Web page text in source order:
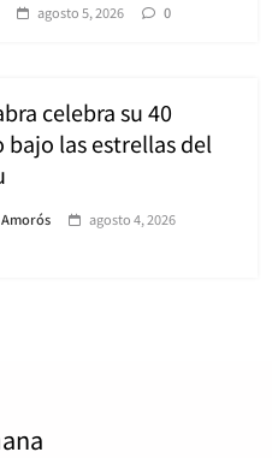
agosto 5, 2026 0
celebra su 40
bajo las estrellas del
agosto 4, 2026